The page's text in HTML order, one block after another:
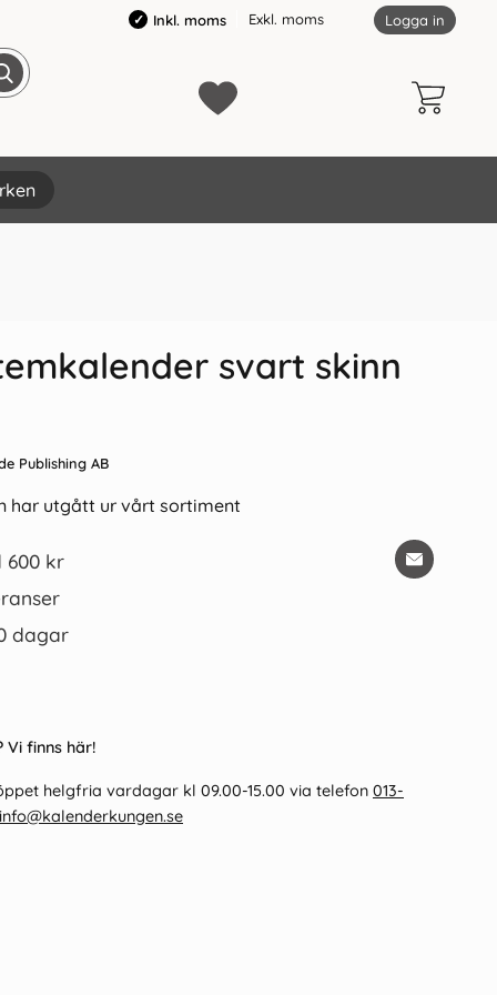
Inkl. moms Exkl. moms Logga in
svart skinn
Publishing AB
har utgått ur vårt sortiment
600 kr
dagar
Vi finns här!
helgfria vardagar kl 09.00-15.00 via telefon 013-
info@kalenderkungen.se